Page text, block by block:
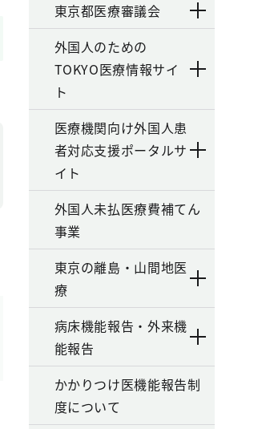
東京都医療審議会
外国人のための
TOKYO医療情報サイ
ト
医療機関向け外国人患
者対応支援ポータルサ
イト
外国人未払医療費補てん
事業
東京の離島・山間地医
療
病床機能報告・外来機
能報告
かかりつけ医機能報告制
度について